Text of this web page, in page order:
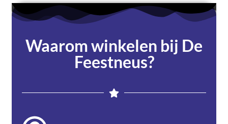
Waarom winkelen bij De
Feestneus?